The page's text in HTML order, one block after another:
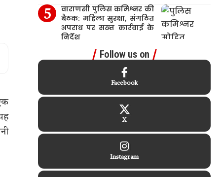
वाराणसी पुलिस कमिश्नर की
बैठक: महिला सुरक्षा, संगठित
अपराध पर सख्त कार्रवाई के
निर्देश
Follow us on
Facebook
X
Instagram